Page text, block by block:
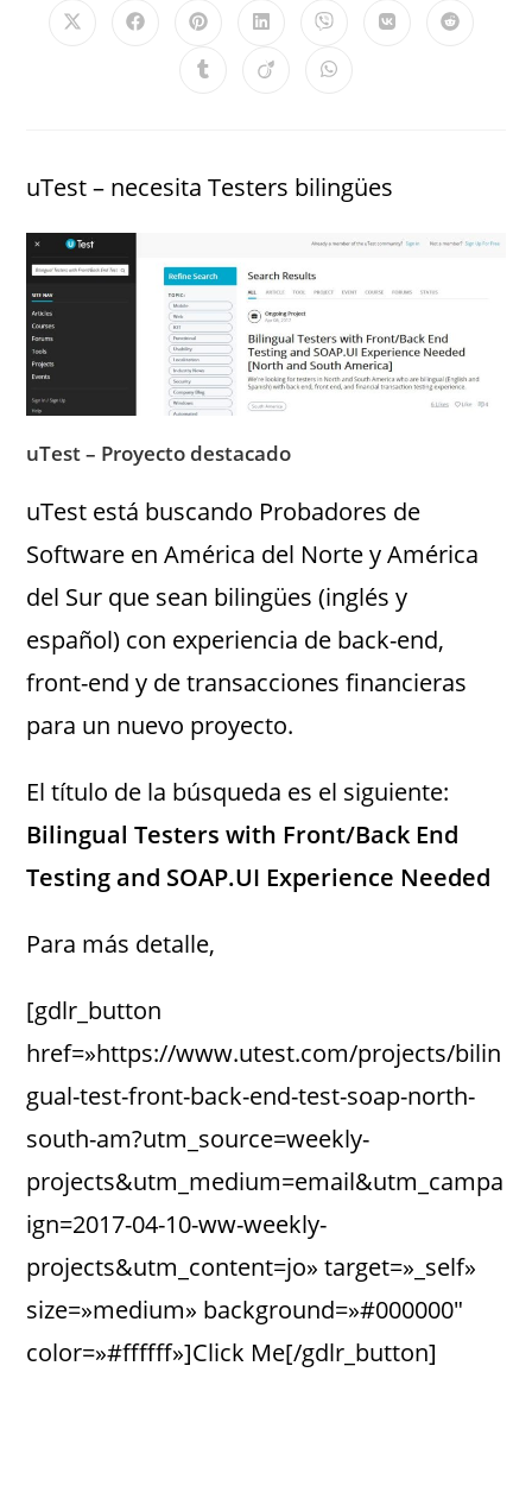
uTest – necesita Testers bilingües
uTest – Proyecto destacado
uTest está buscando Probadores de
Software en América del Norte y América
del Sur que sean bilingües (inglés y
español) con experiencia de back-end,
front-end y de transacciones financieras
para un nuevo proyecto.
El título de la búsqueda es el siguiente:
Bilingual Testers with Front/Back End
Testing and SOAP.UI Experience Needed
Para más detalle,
[gdlr_button
href=»https://www.utest.com/projects/bilin
gual-test-front-back-end-test-soap-north-
south-am?utm_source=weekly-
projects&utm_medium=email&utm_campa
ign=2017-04-10-ww-weekly-
projects&utm_content=jo» target=»_self»
size=»medium» background=»#000000″
color=»#ffffff»]Click Me[/gdlr_button]